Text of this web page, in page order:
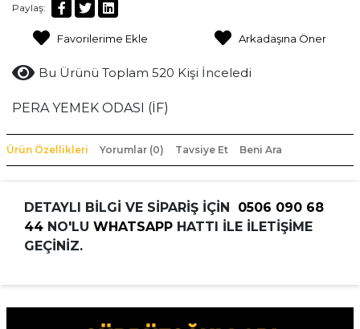
Paylaş:
Favorilerime Ekle Arkadaşına Öner
Bu Ürünü Toplam 520 Kişi İnceledi
PERA YEMEK ODASI (İF)
Ürün Özellikleri Yorumlar (0) Tavsiye Et Beni Ara
DETAYLI BİLGİ VE SİPARİŞ İÇİN 0506 090 68
44 NO'LU WHATSAPP HATTI İLE İLETİŞİME
GEÇİNİZ.